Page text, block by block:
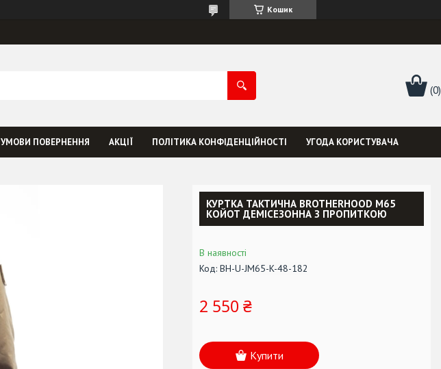
Кошик
УМОВИ ПОВЕРНЕННЯ АКЦІЇ ПОЛІТИКА КОНФІДЕНЦІЙНОСТІ УГОДА КОРИСТУВАЧА
КУРТКА ТАКТИЧНА BROTHERHOOD M65
КОЙОТ ДЕМІСЕЗОННА З ПРОПИТКОЮ
В наявності
Код: BH-U-JМ65-K-48-182
2 550 ₴
Купити